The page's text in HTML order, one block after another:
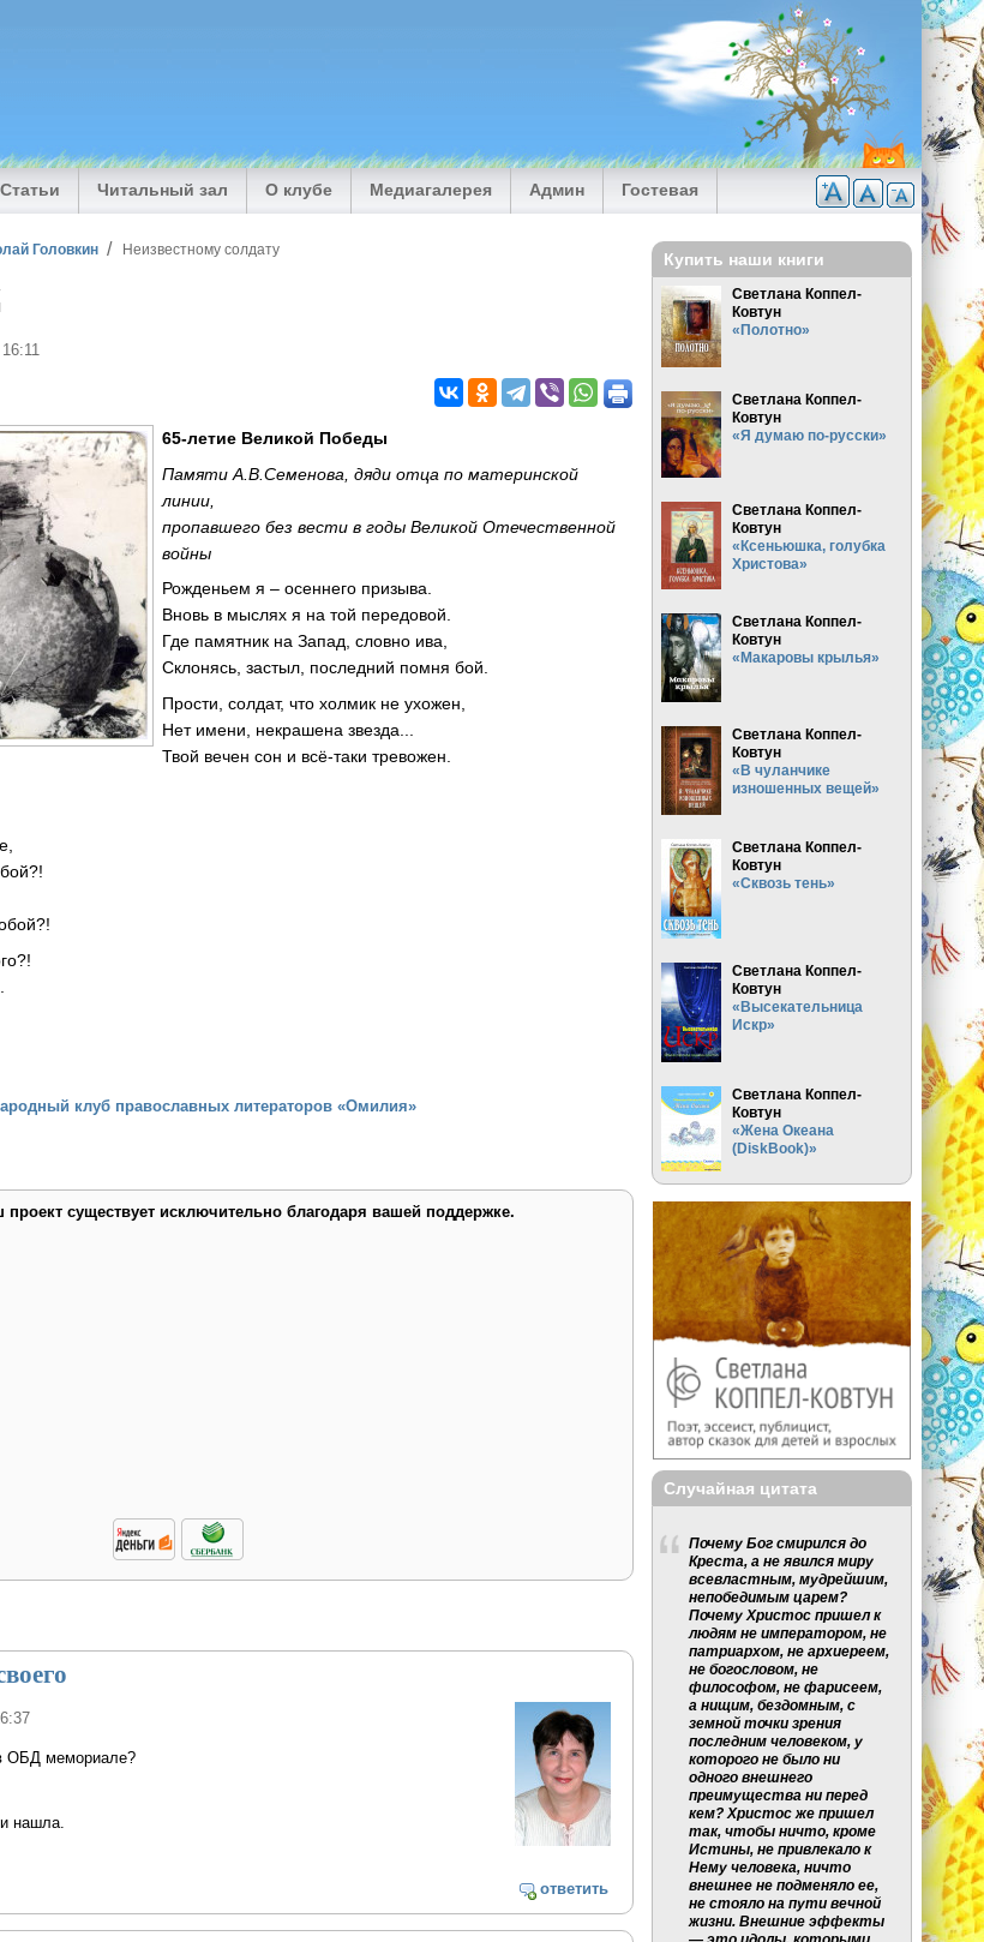
Статьи Читальный зал О клубе Медиагалерея Админ Гостевая
Головкин Неизвестному солдату
65-летие Великой Победы
Памяти А.В.Семенова, дяди отца по материнской
линии,
пропавшего без вести в годы Великой Отечественной
войны
Рожденьем я – осеннего призыва.
Вновь в мыслях я на той передовой.
Где памятник на Запад, словно ива,
Склонясь, застыл, последний помня бой.
Прости, солдат, что холмик не ухожен,
Нет имени, некрашена звезда...
Твой вечен сон и всё-таки тревожен.
клуб православных литераторов «Омилия»
проект существует исключительно благодаря вашей поддержке.
ОБД мемориале?
нашла.
ответить
Купить наши книги
Светлана Коппел-
Ковтун
«Полотно»
Светлана Коппел-
Ковтун
«Я думаю по-русски»
Светлана Коппел-
Ковтун
«Ксеньюшка, голубка
Христова»
Светлана Коппел-
Ковтун
«Макаровы крылья»
Светлана Коппел-
Ковтун
«В чуланчике
изношенных вещей»
Светлана Коппел-
Ковтун
«Сквозь тень»
Светлана Коппел-
Ковтун
«Высекательница
Искр»
Светлана Коппел-
Ковтун
«Жена Океана
(DiskBook)»
Случайная цитата
Почему Бог смирился до
Креста, а не явился миру
всевластным, мудрейшим,
непобедимым царем?
Почему Христос пришел к
людям не императором, не
патриархом, не архиереем,
не богословом, не
философом, не фарисеем,
а нищим, бездомным, с
земной точки зрения
последним человеком, у
которого не было ни
одного внешнего
преимущества ни перед
кем? Христос же пришел
так, чтобы ничто, кроме
Истины, не привлекало к
Нему человека, ничто
внешнее не подменяло ее,
не стояло на пути вечной
жизни. Внешние эффекты